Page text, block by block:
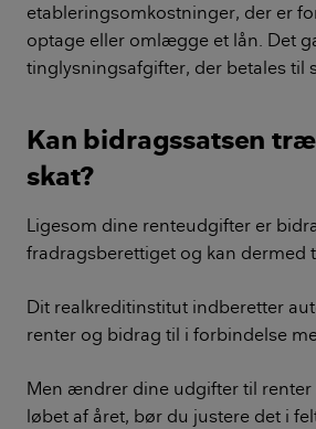
etableringsomkostninger, der er
optage eller omlægge et lån. Det
tinglysningsafgifter, der betales til
Kan bidragssatsen
skat?
Ligesom dine renteudgifter er
fradragsberettiget og kan dermed
Dit realkreditinstitut indberetter
renter og bidrag til i forbindelse
Men ændrer dine udgifter til renter
løbet af året, bør du justere det i